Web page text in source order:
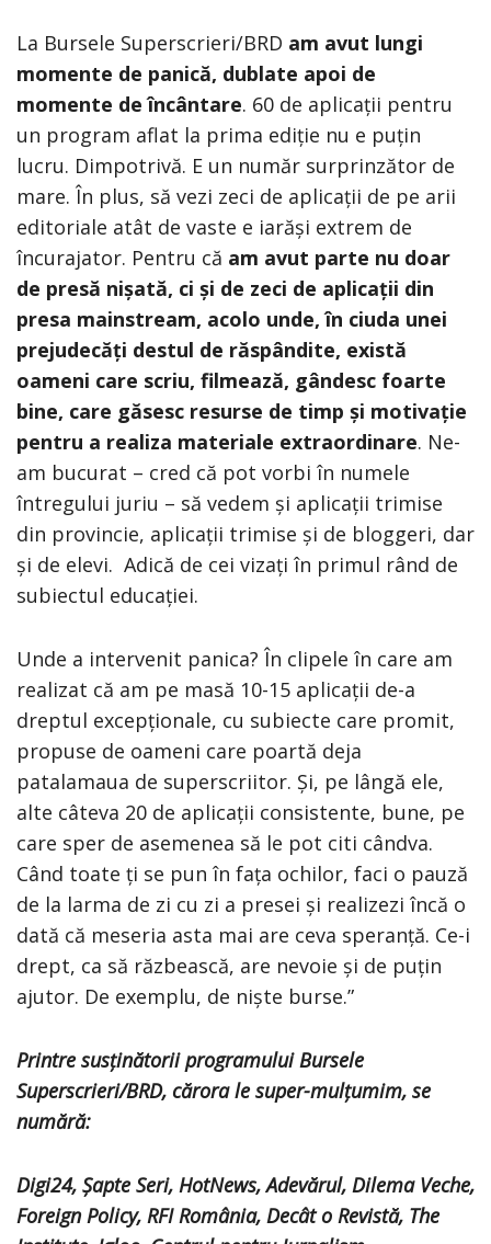
La Bursele Superscrieri/BRD am avut lungi
momente de panică, dublate apoi de
momente de încântare. 60 de aplicații pentru
un program aflat la prima ediție nu e puțin
lucru. Dimpotrivă. E un număr surprinzător de
mare. În plus, să vezi zeci de aplicații de pe arii
editoriale atât de vaste e iarăși extrem de
încurajator. Pentru că am avut parte nu doar
de presă nișată, ci și de zeci de aplicații din
presa mainstream, acolo unde, în ciuda unei
prejudecăți destul de răspândite, există
oameni care scriu, filmează, gândesc foarte
bine, care găsesc resurse de timp și motivație
pentru a realiza materiale extraordinare. Ne-
am bucurat – cred că pot vorbi în numele
întregului juriu – să vedem și aplicații trimise
din provincie, aplicații trimise și de bloggeri, dar
și de elevi. Adică de cei vizați în primul rând de
subiectul educației.
Unde a intervenit panica? În clipele în care am
realizat că am pe masă 10-15 aplicații de-a
dreptul excepționale, cu subiecte care promit,
propuse de oameni care poartă deja
patalamaua de superscriitor. Și, pe lângă ele,
alte câteva 20 de aplicații consistente, bune, pe
care sper de asemenea să le pot citi cândva.
Când toate ți se pun în fața ochilor, faci o pauză
de la larma de zi cu zi a presei și realizezi încă o
dată că meseria asta mai are ceva speranță. Ce-i
drept, ca să răzbească, are nevoie și de puțin
ajutor. De exemplu, de niște burse.”
Printre susținătorii programului Bursele
Superscrieri/BRD, cărora le super-mulțumim, se
numără:
Digi24, Șapte Seri, HotNews, Adevărul, Dilema Veche,
Foreign Policy, RFI România, Decât o Revistă, The